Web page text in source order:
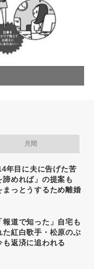
月間
年目に夫に告げた苦
諦めれば」の提案も
まっとうするため離婚
報道で知った」自宅も
た紅白歌手・松原のぶ
も返済に追われる